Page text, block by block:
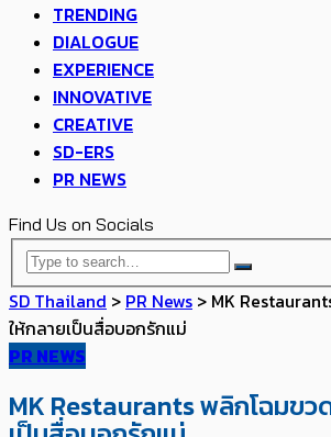
TRENDING
DIALOGUE
EXPERIENCE
INNOVATIVE
CREATIVE
SD-ERS
PR NEWS
Find Us on Socials
SD Thailand > PR News > MK
ให้กลายเป็นสื่อบอกรักแม่
PR NEWS
MK Restaurants พลิกโฉมขว